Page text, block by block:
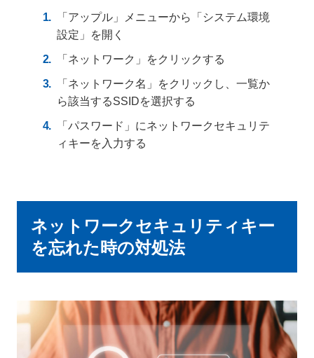
「アップル」メニューから「システム環境
設定」を開く
「ネットワーク」をクリックする
「ネットワーク名」をクリックし、一覧か
ら該当するSSIDを選択する
「パスワード」にネットワークセキュリテ
ィキーを入力する
ネットワークセキュリティキー
を忘れた時の対処法